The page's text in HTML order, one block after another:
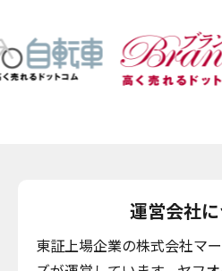
運営会社
東証上場企業の株式会社マ